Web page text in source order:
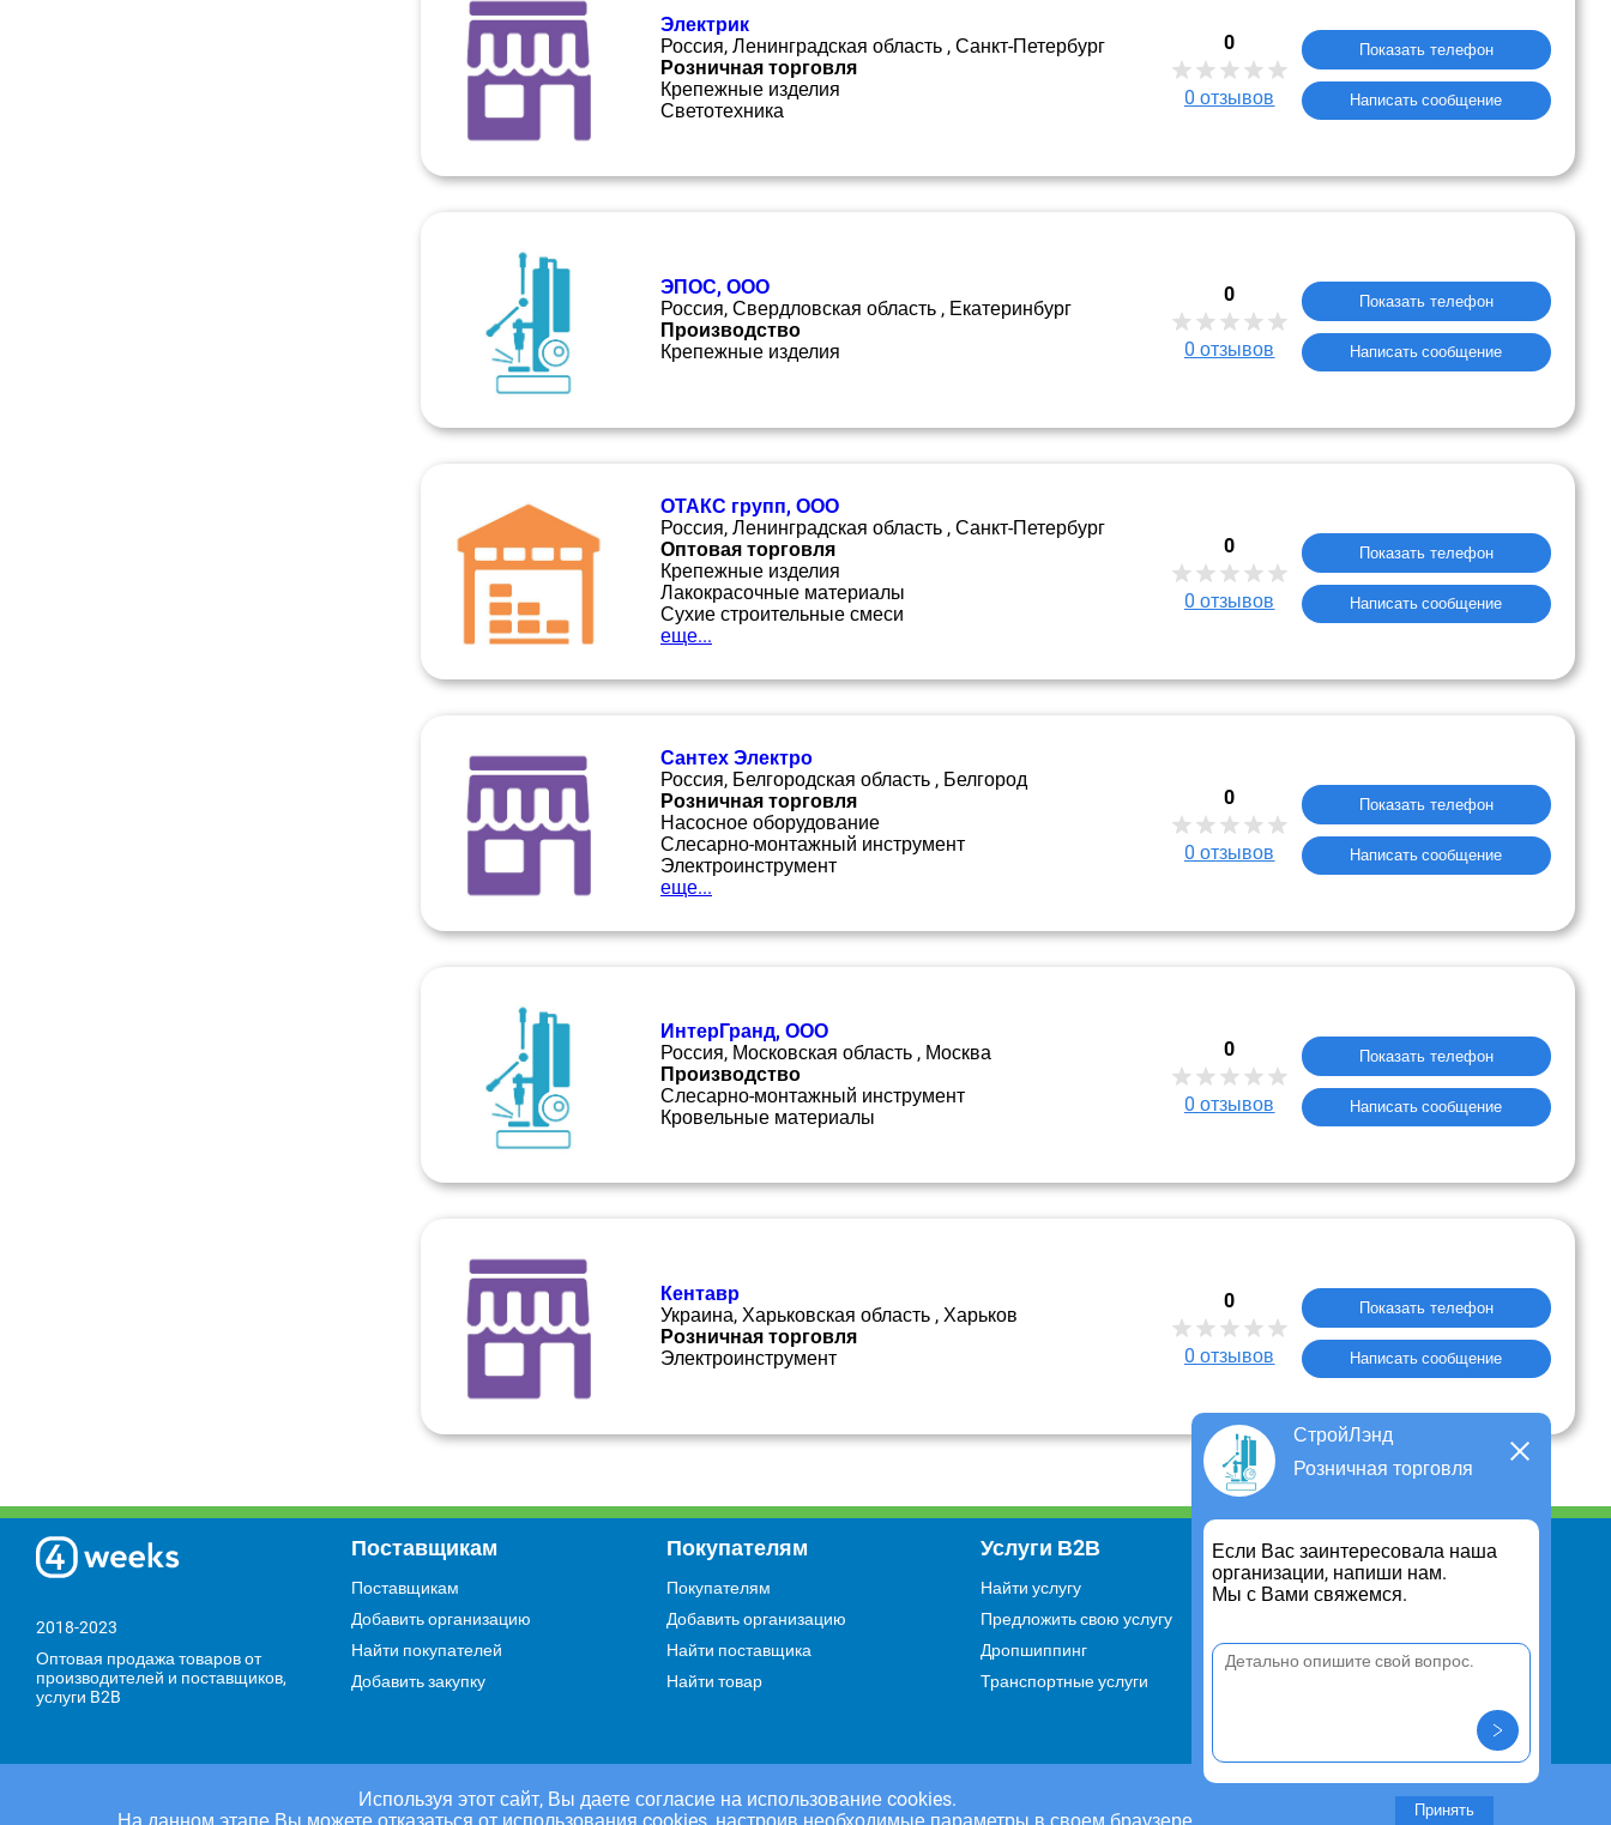
Электрик
Россия, Ленинградская область , Санкт-Петербург
Розничная торговля
Крепежные изделия
Светотехника
0
0 отзывов
Показать телефон
Написать сообщение
ЭПОС, ООО
Россия, Свердловская область , Екатеринбург
Производство
Крепежные изделия
0
0 отзывов
Показать телефон
Написать сообщение
ОТАКС групп, ООО
Россия, Ленинградская область , Санкт-Петербург
Оптовая торговля
Крепежные изделия
Лакокрасочные материалы
Сухие строительные смеси
еще...
0
0 отзывов
Показать телефон
Написать сообщение
Сантех Электро
Россия, Белгородская область , Белгород
Розничная торговля
Насосное оборудование
Слесарно-монтажный инструмент
Электроинструмент
еще...
0
0 отзывов
Показать телефон
Написать сообщение
ИнтерГранд, ООО
Россия, Московская область , Москва
Производство
Слесарно-монтажный инструмент
Кровельные материалы
0
0 отзывов
Показать телефон
Написать сообщение
Кентавр
Украина, Харьковская область , Харьков
Розничная торговля
Электроинструмент
0
0 отзывов
Показать телефон
Написать сообщение
СтройЛэнд
Розничная торговля
Если Вас заинтересовала наша
организации, напиши нам.
Мы с Вами свяжемся.
Используя этот сайт, Вы даете согласие на использование cookies.
На данном этапе Вы можете отказаться от использования cookies, настроив необходимые параметры в своем браузере.
Принять
2018-2023
Оптовая продажа товаров от
производителей и поставщиков,
услуги B2B
Поставщикам
Поставщикам
Добавить организацию
Найти покупателей
Добавить закупку
Покупателям
Покупателям
Добавить организацию
Найти поставщика
Найти товар
Услуги В2В
Найти услугу
Предложить свою услугу
Дропшиппинг
Транспортные услуги
Информация
Для чего существует портал
Правило cookie
предложение